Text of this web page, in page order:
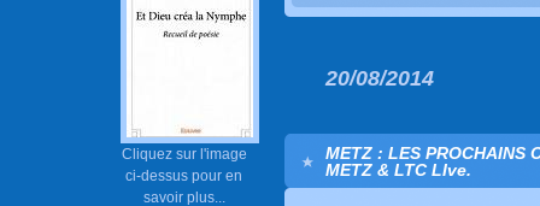
Cliquez sur l'image
ci-dessus pour en
savoir plus...
20/08/2014
METZ : LES PROCHAINS
METZ & LTC LIve.